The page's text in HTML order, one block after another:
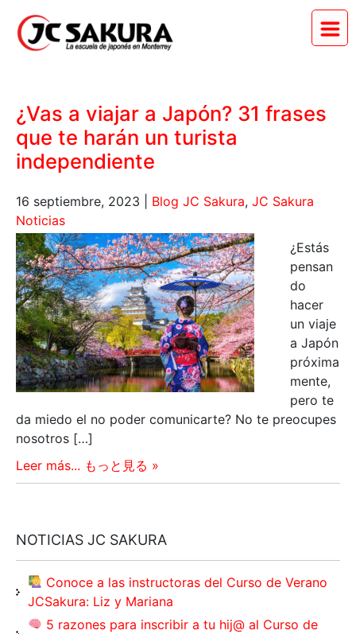
¿Vas a viajar a Japón? 31 frases
que te harán un turista
independiente
16 septiembre, 2023 Blog JC Sakura, JC Sakura
Noticias
¿Estás
pensan
do
hacer
un viaje
a Japón
próxima
mente,
pero te
da miedo el no poder comunicarte? No te preocupes
nosotros […]
Leer más... もっと見る »
NOTICIAS JC SAKURA
Conoce a las instructoras del Curso de Verano
JCSakura: Liz y Mariana
5 razones para inscribir a tu hij@ al Curso de